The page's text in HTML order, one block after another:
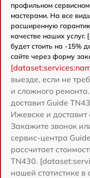
профильном
мастерами. На все
расширенную
качестве наших услуг.
будет стоить на -15%
сайте через форму
выезде, если не
и сложного
доставит Guide
Ижевске и доставит
Закажите звонок
сервис-центра
рассчитает
TN430.
нашей статистике